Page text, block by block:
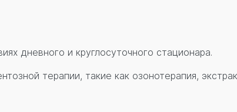
дневного и круглосуточного стационара.
терапии, такие как озонотерапия,